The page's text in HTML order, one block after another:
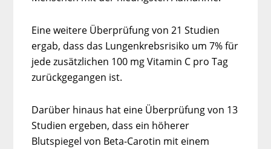
Eine weitere Überprüfung von 21 Studien
ergab, dass das Lungenkrebsrisiko um 7% für
jede zusätzlichen 100 mg Vitamin C pro Tag
zurückgegangen ist.
Darüber hinaus hat eine Überprüfung von 13
Studien ergeben, dass ein höherer
Blutspiegel von Beta-Carotin mit einem